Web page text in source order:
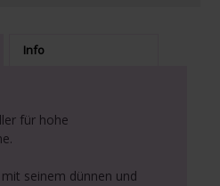
Info
für hohe
seinem dünnen und